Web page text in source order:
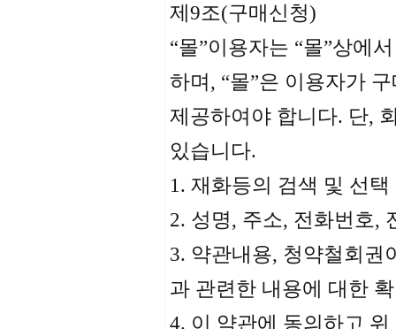
제9조(구매신청)
“몰”이용자는 “몰”상에
하며, “몰”은 이용자가
제공하여야 합니다. 단,
있습니다.
1. 재화등의 검색 및 선택
2. 성명, 주소, 전화번호,
3. 약관내용, 청약철회권
과 관련한 내용에 대한
4. 이 약관에 동의하고